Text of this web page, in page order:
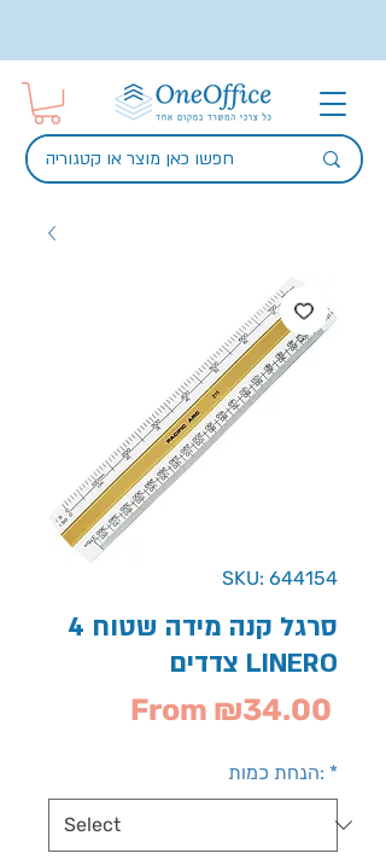
SKU: 644154
סרגל קנה מידה שטוח 4
צדדים LINERO
From ₪34.00
הנחת כמות: *